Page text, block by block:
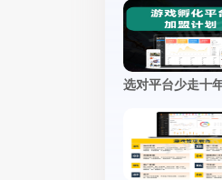
充值、防沉迷...等
外充值通道...等
制
打造不一样的游戏体验
包
必备工具，快速引流
踪
基础上增加数据监控
口
三方短信接口
公众号
使用公众
大转盘
抽奖营销
自定义
让您的游
广，玩家突然被一锅端